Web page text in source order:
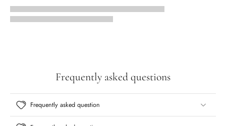
Frequently asked questions
Frequently asked question